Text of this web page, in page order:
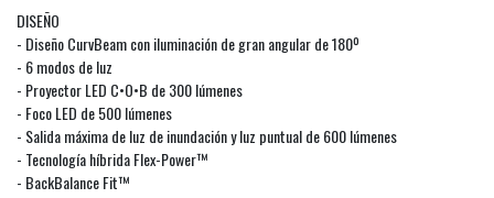
DISEÑO
- Diseño CurvBeam con iluminación de gran angular de 180º
- 6 modos de luz
- Proyector LED C•O•B de 300 lúmenes
- Foco LED de 500 lúmenes
- Salida máxima de luz de inundación y luz puntual de 600 lúmenes
- Tecnología híbrida Flex-Power™
- BackBalance Fit™